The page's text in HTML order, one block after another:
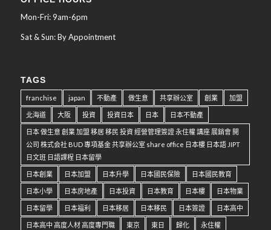
Mon-Fri: 9am-6pm
Sat & Sun: By Appointment
TAGS
franchise japan 不動產 做生意 共享辦公室 創業 加盟
北海道 大阪 投資 投資日本 日本 日本不動產
日本 做生意 創業 加盟 移居 移民 投資 經營管理簽證 永住權 講座 展銷會 開
公司 株式会社 BUD 專項基金 共享辦公室 share office 日本樓 日本語 JIPT
日文班 日語課程 日本留學
日本創業 日本加盟 日本升學 日本國民保險 日本國民教育
日本小學 日本房地產 日本投資 日本教育 日本樓 日本物業
日本留學 日本福利 日本移居 日本移民 日本簽證 日本高中
日本高中 高度人材 高度專門職 東京 東日 歸化 永住權